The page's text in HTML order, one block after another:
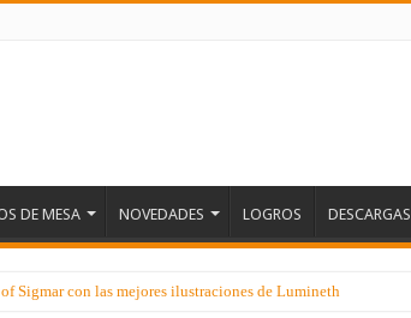
DE MESA NOVEDADES LOGROS DESCARGAS
Sigmar con las mejores ilustraciones de Lumineth